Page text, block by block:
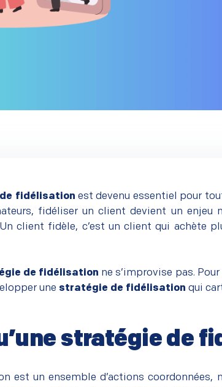
fidélisation est devenu essentiel pour
fidéliser un client devient un enjeu
client fidèle, c’est un client qui achète
de fidélisation ne s’improvise pas.
une stratégie de fidélisation qui
stratégie de
est un ensemble d’actions